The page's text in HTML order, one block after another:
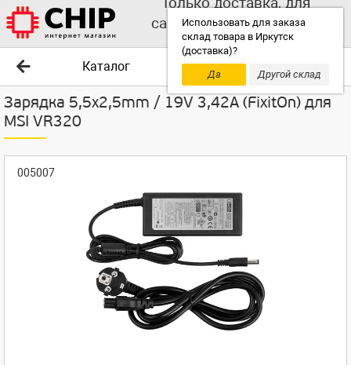
Использовать для заказа
склад товара в Иркутск
(доставка)?
Да
Другой склад
самовывоза выбирайте
другой склад!
Каталог
Зарядка 5,5x2,5mm / 19V 3,42A (FixitOn) для
MSI VR320
005007